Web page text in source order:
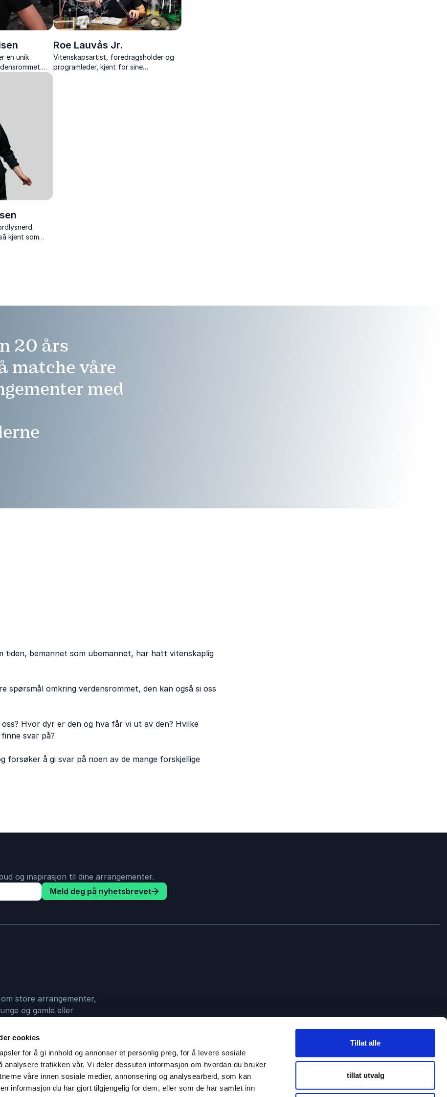
cookies
for å gi innhold og annonser et personlig preg, for å levere sosiale
analysere trafikken vår. Vi deler dessuten informasjon om hvordan du bruker
våre innen sosiale medier, annonsering og analysearbeid, som kan
informasjon du har gjort tilgjengelig for dem, eller som de har samlet inn
Tillat alle
tillat utvalg
en unik
sprenger
som er mulig
Roe Lauvås Jr.
Vitenskapsartist, foredragsholder og
programleder, kjent for sine
spektakulære vitenshow og innovative
kjent som
20 års
matche våre
med
bemannet som ubemannet, har hatt vitenskaplig
spørsmål omkring verdensrommet, den kan også si oss
Hvor dyr er den og hva får vi ut av den? Hvilke
svar på?
å gi svar på noen av de mange forskjellige
og inspirasjon til dine arrangementer.
Meld deg på nyhetsbrevet
store arrangementer,
og gamle eller